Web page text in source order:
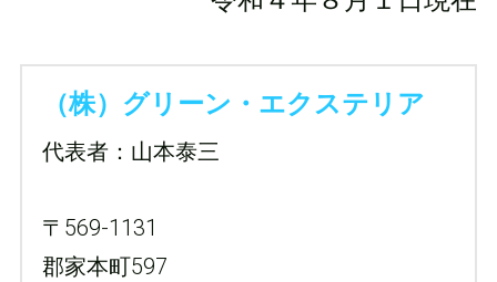
（株）グリーン・エクステリア
代表者：山本泰三
〒569-1131
郡家本町597